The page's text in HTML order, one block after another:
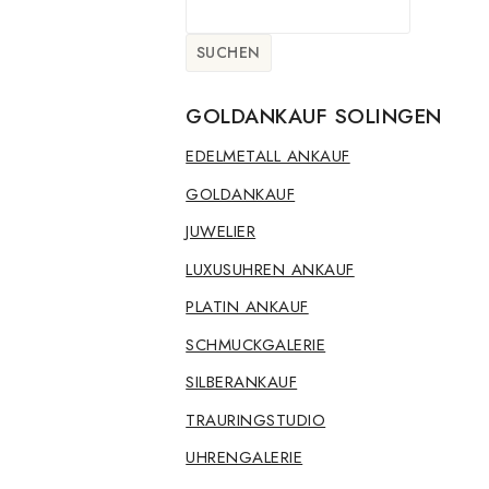
SUCHEN
GOLDANKAUF SOLINGEN
EDELMETALL ANKAUF
GOLDANKAUF
JUWELIER
LUXUSUHREN ANKAUF
PLATIN ANKAUF
SCHMUCKGALERIE
SILBERANKAUF
TRAURINGSTUDIO
UHRENGALERIE